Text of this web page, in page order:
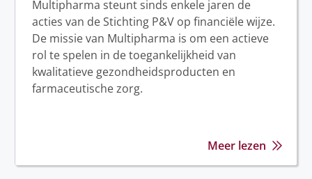
Multipharma steunt sinds enkele jaren de
acties van de Stichting P&V op financiële wijze.
De missie van Multipharma is om een actieve
rol te spelen in de toegankelijkheid van
kwalitatieve gezondheidsproducten en
farmaceutische zorg.
Meer lezen